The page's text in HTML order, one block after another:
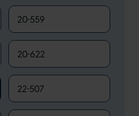
20-559
20-622
22-507